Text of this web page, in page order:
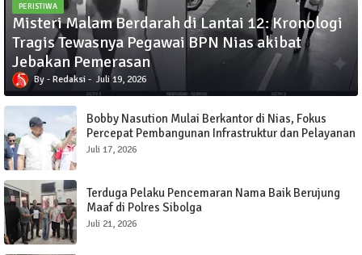
PERISTIWA
Misteri Malam Berdarah di Lantai 12: Kronologi
Tragis Tewasnya Pegawai BPN Nias akibat
Jebakan Pemerasan
Redaksi Juli 19, 2026
Bobby Nasution Mulai Berkantor di Nias, Fokus
Percepat Pembangunan Infrastruktur dan Pelayanan
Publik
Juli 17, 2026
Terduga Pelaku Pencemaran Nama Baik Berujung
Maaf di Polres Sibolga
Juli 21, 2026